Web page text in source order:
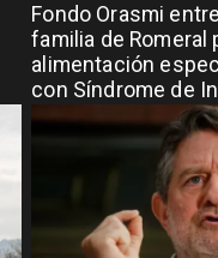
Fondo Orasmi
familia de Romeral
alimentación
con Síndrome de